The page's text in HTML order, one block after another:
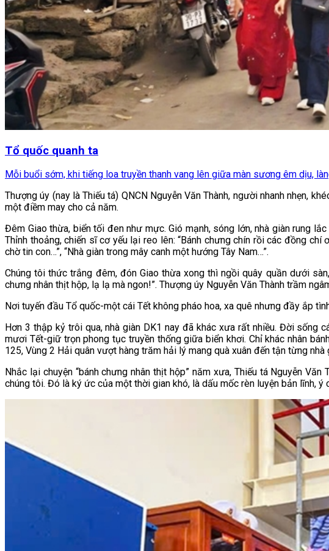
Tổ quốc quanh ta
Mỗi buổi sớm, khi tiếng loa truyền thanh vang lên giữa màn sương êm dịu,
Thượng úy (nay là Thiếu tá) QNCN Nguyễn Văn Thành, người nhanh nhẹn,
một điềm may cho cả năm.
Đêm Giao thừa, biển tối đen như mực. Gió mạnh, sóng lớn, nhà giàn rung
Thỉnh thoảng, chiến sĩ cơ yếu lại reo lên: “Bánh chưng chín rồi các đồng chí
chờ tin con…”, “Nhà giàn trong mây canh một hướng Tây Nam…”.
Chúng tôi thức trắng đêm, đón Giao thừa xong thì ngồi quây quần dưới
chưng nhân thịt hộp, lạ lạ mà ngon!”. Thượng úy Nguyễn Văn Thành trầm
Nơi tuyến đầu Tổ quốc-một cái Tết không pháo hoa, xa quê nhưng đầy ắp
Hơn 3 thập kỷ trôi qua, nhà giàn DK1 nay đã khác xưa rất nhiều. Đời sống
mươi Tết-giữ trọn phong tục truyền thống giữa biển khơi. Chỉ khác nhân
125, Vùng 2 Hải quân vượt hàng trăm hải lý mang quà xuân đến tận từng nhà
Nhắc lại chuyện “bánh chưng nhân thịt hộp” năm xưa, Thiếu tá Nguyễn
chúng tôi. Đó là ký ức của một thời gian khó, là dấu mốc rèn luyện bản lĩnh,